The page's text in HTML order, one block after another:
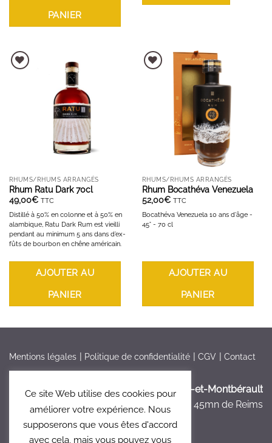
PANIER
AJOUTER À LA LISTE D'ENVIES
RHUMS/RHUMS ARRANGÉS
Rhum Ratu Dark 70cl
49,00€ TTC
Distillé à 50% en colonne et à 50% en
alambique, Ratu Dark Rum est vieilli
pendant au minimum 5 ans dans d’ex-
fûts de bourbon en chêne américain.
AJOUTER AU
PANIER
AJOUTER À LA LISTE D'ENVIES
RHUMS/RHUMS ARRANGÉS
Rhum Bocathéva Venezuela
52,00€ TTC
Bocathéva Venezuela 10 ans d'âge -
45° - 70 cl
AJOUTER AU
PANIER
Mentions légales Politique de confidentialité CGV Contact
France > Aisne >Bruyères-et-Montbérault
à 5mn de Laon, à 45mn de Reims
Ce site Web utilise des cookies pour
améliorer votre expérience. Nous
supposerons que vous êtes d'accord
avec cela, mais vous pouvez vous